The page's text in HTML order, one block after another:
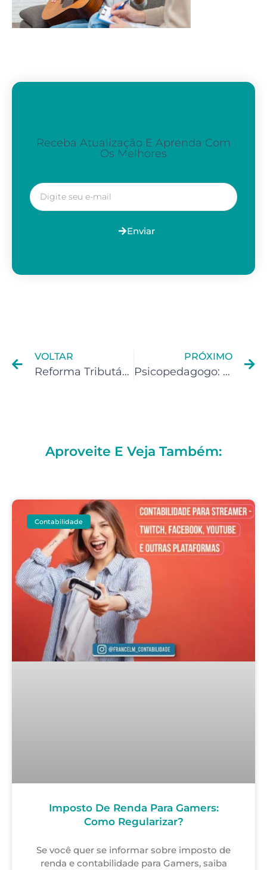
Receba Atualização E Aprenda Com
Os Melhores
Enviar
VOLTAR
Reforma Tributária para Fonoaudiólogos: Entenda os Possíveis Impactos
PRÓXIMO
Psicopedagogo: O Que Não Pode Faltar no Contrato Social ?
Aproveite E Veja Também:
Contabilidade
Imposto De Renda Para Gamers:
Como Regularizar?
Se você quer se informar sobre imposto de
renda e contabilidade para Gamers, saiba